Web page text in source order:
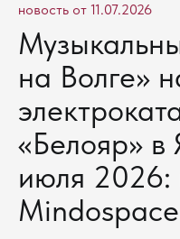
новость от 11.07.2026
на Волге»
«Белояр» в
июля 2026:
Mindospace